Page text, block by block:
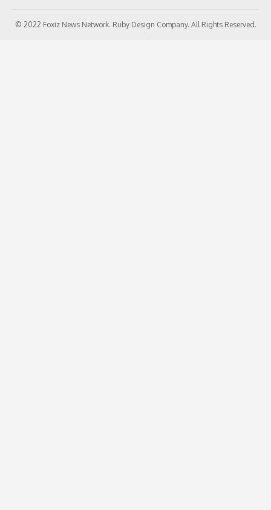
© 2022 Foxiz News Network. Ruby Design Company. All Rights Reserved.